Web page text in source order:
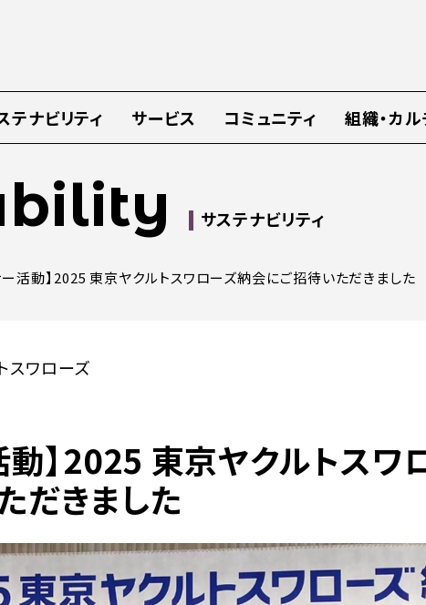
テナビリティ サービス コミュニティ 組織・カ
サステナビリティ
ー活動】2025 東京ヤクルトスワローズ納会にご招待いただきました
スワローズ
動】2025 東京ヤクルトスワ
だきました